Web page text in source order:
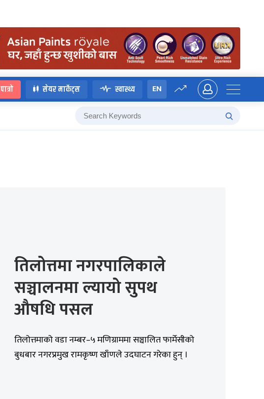
पात्रो सेयर मार्केट्स स्वास्थ्य EN
तिलोत्तमा नगरपालिकाले
सञ्चालनमा ल्यायो सुपथ
औषधि पसल
तिलोत्तमाको वडा नम्बर–५ मणिग्राममा सञ्चालित फार्मेसीको
बुधबार नगरप्रमुख रामकृष्ण खाँणले उदघाटन गरेका हुन् ।